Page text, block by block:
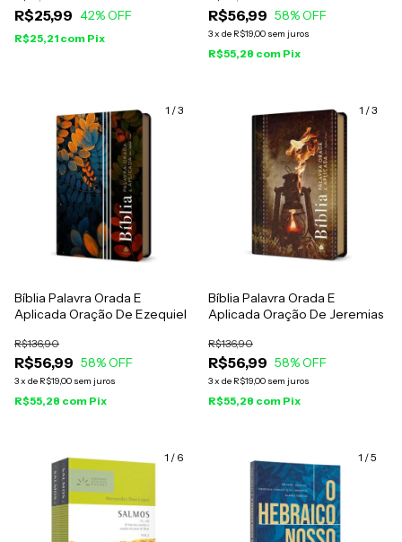
R$25,99 42% OFF
R$25,21 com Pix
R$56,99 58% OFF
3x de R$19,00 sem juros
R$55,28 com Pix
1 /3
Bíblia Palavra Orada E
Aplicada Oração De Ezequiel
R$56,99
R$136,90
58% OFF
3x de R$19,00 sem juros
R$55,28 com Pix
1 /3
Bíblia Palavra Orada E
Aplicada Oração De Jeremias
R$56,99
R$136,90
58% OFF
3x de R$19,00 sem juros
R$55,28 com Pix
1 / 6 1 /5